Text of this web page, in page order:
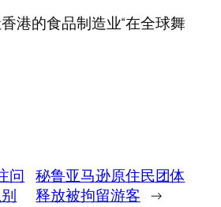
港的食品制造业“在全球舞
问 秘鲁亚马逊原住民团体
释放被拘留游客 →